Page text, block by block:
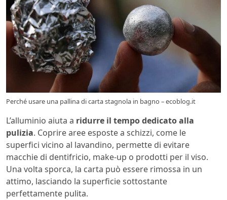
Perché usare una pallina di carta stagnola in bagno – ecoblog.it
L’alluminio aiuta a ridurre il tempo dedicato alla
pulizia. Coprire aree esposte a schizzi, come le
superfici vicino al lavandino, permette di evitare
macchie di dentifricio, make-up o prodotti per il viso.
Una volta sporca, la carta può essere rimossa in un
attimo, lasciando la superficie sottostante
perfettamente pulita.